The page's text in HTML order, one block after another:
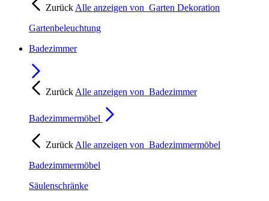
Zurück Alle anzeigen von Garten Dekoration
Gartenbeleuchtung
Badezimmer
Zurück Alle anzeigen von Badezimmer
Badezimmermöbel
Zurück Alle anzeigen von Badezimmermöbel
Badezimmermöbel
Säulenschränke